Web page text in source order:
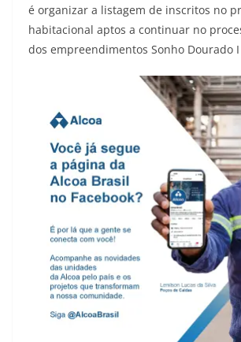
é organizar a listagem de inscritos no
habitacional aptos a continuar no
dos empreendimentos Sonho Dourado I